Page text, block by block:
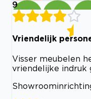
9
Vriendelijk
Visser meubelen
vriendelijke indruk